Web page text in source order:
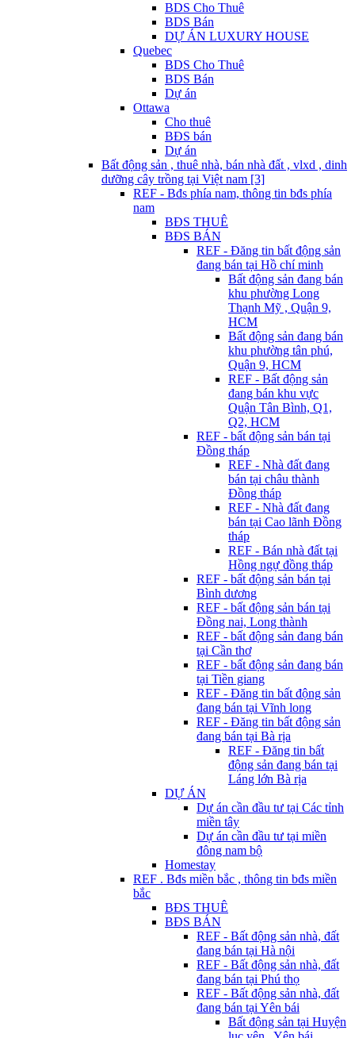
BDS Cho Thuê
BDS Bán
DỰ ÁN LUXURY HOUSE
Quebec
BDS Cho Thuê
BDS Bán
Dự án
Ottawa
Cho thuê
BĐS bán
Dự án
Bất động sản , thuê nhà, bán nhà đất , vlxd , dinh
dưỡng cây trồng tại Việt nam [3]
REF - Bđs phía nam, thông tin bđs phía
nam
BĐS THUÊ
BĐS BÁN
REF - Đăng tin bất động sản
đang bán tại Hồ chí minh
Bất động sản đang bán
khu phường Long
Thạnh Mỹ , Quận 9,
HCM
Bất động sản đang bán
khu phường tân phú,
Quận 9, HCM
REF - Bất động sản
đang bán khu vực
Quận Tân Bình, Q1,
Q2, HCM
REF - bất động sản bán tại
Đồng tháp
REF - Nhà đất đang
bán tại châu thành
Đồng tháp
REF - Nhà đất đang
bán tại Cao lãnh Đồng
tháp
REF - Bán nhà đất tại
Hồng ngự đồng tháp
REF - bất động sản bán tại
Bình dương
REF - bất động sản bán tại
Đồng nai, Long thành
REF - bất động sản đang bán
tại Cần thơ
REF - bất động sản đang bán
tại Tiền giang
REF - Đăng tin bất động sản
đang bán tại Vĩnh long
REF - Đăng tin bất động sản
đang bán tại Bà rịa
REF - Đăng tin bất
động sản đang bán tại
Láng lớn Bà rịa
DỰ ÁN
Dự án cần đầu tư tại Các tỉnh
miền tây
Dự án cần đầu tư tại miền
đông nam bộ
Homestay
REF . Bđs miền bắc , thông tin bđs miền
bắc
BĐS THUÊ
BĐS BÁN
REF - Bất động sản nhà, đất
đang bán tại Hà nội
REF - Bất động sản nhà, đất
đang bán tại Phú thọ
REF - Bất động sản nhà, đất
đang bán tại Yên bái
Bất động sản tại Huyện